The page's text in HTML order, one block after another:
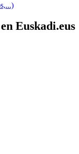
Euskadi.eus